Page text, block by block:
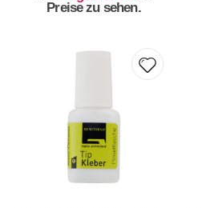
Preise zu sehen.